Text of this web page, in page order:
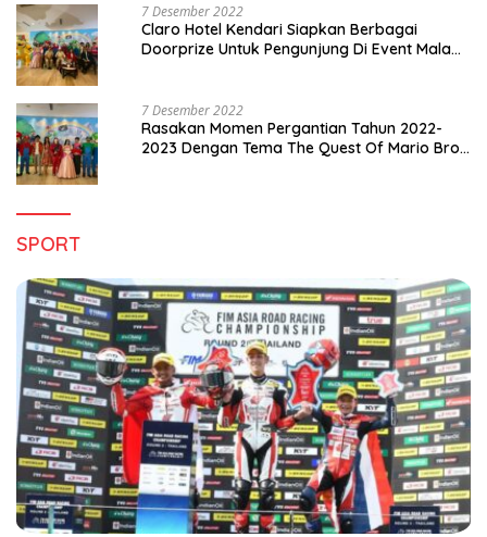
7 Desember 2022
Claro Hotel Kendari Siapkan Berbagai
Doorprize Untuk Pengunjung Di Event Malam
7 Desember 2022
Rasakan Momen Pergantian Tahun 2022-
2023 Dengan Tema The Quest Of Mario Bros
SPORT